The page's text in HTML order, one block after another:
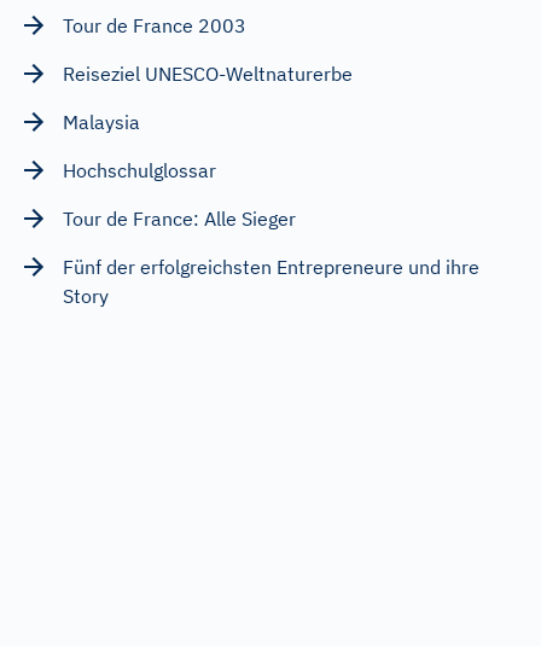
Tour de France 2003
Reiseziel UNESCO-Weltnaturerbe
Malaysia
Hochschulglossar
Tour de France: Alle Sieger
Fünf der erfolgreichsten Entrepreneure und ihre
Story